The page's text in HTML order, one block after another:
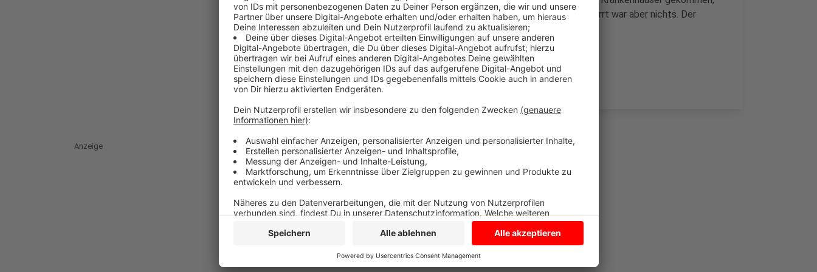
sagt die Polizei jetzt. Die Unfallautos ließ sie abschleppen, gesperrt war aber nichts. Der
Verkehr konnte an der Unfallstelle vorbeifließen.
Anzeige
Anzeige